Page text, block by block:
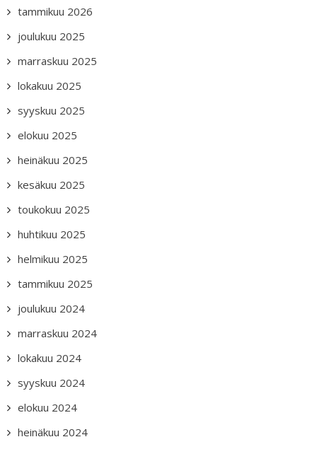
tammikuu 2026
joulukuu 2025
marraskuu 2025
lokakuu 2025
syyskuu 2025
elokuu 2025
heinäkuu 2025
kesäkuu 2025
toukokuu 2025
huhtikuu 2025
helmikuu 2025
tammikuu 2025
joulukuu 2024
marraskuu 2024
lokakuu 2024
syyskuu 2024
elokuu 2024
heinäkuu 2024